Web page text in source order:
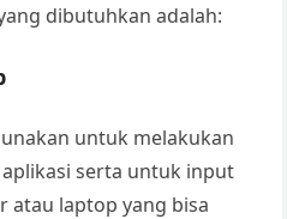
dibutuhkan adalah:
untuk melakukan
serta untuk input
atau laptop yang bisa